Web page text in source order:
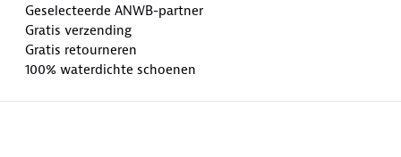
Geselecteerde ANWB-partner
Gratis verzending
Gratis retourneren
100% waterdichte schoenen